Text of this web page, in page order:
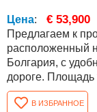
Цена: € 53,900
Предлагаем к
расположенный недалеко
Болгария, с удобным доступом по асфальтированной
дороге. Площадь участка составляет 1540 кв.м, форма
—
около 70
В ИЗБРАННОЕ